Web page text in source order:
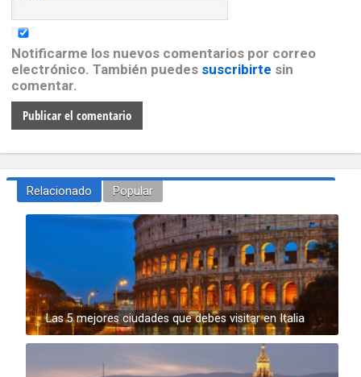
Notificarme los nuevos comentarios por correo
electrónico. También puedes suscribirte sin
comentar.
Relacionado Popular
Las 5 mejores ciudades que debes visitar en Italia